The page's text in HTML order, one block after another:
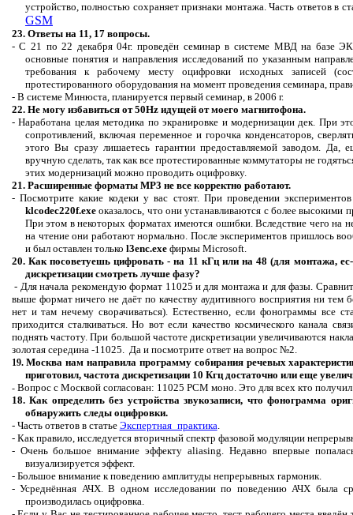
устройство, полностью сохраняет признаки монтажа. Часть ответов в
GSM
23. Ответы на 11, 17 вопросы.
- С 21 по 22 декабря 04г. проведён семинар в системе МВД на базе
основные понятия и направления исследований по указанным
требования к рабочему месту оцифровки исходных записей
протестированного оборудования на момент проведения семинара,
- В системе Минюста, планируется первый семинар, в 2006 г.
22. Не могу избавиться от 50Hz идущей от моего магнитофона.
- Наработана целая методика по экранировке и модернизации дек. При
сопротивлений, включая переменноеи горочка конденсаторов,
этого Вы сразу лишаетесь гарантиипредоставляемой заводом. Да,
вручную сделать, так как все протестированные коммутаторы не
этих модернизаций можно проводить оцифровку.
21. Расширенные форматы МР3 не все корректно работают.
- Посмотритекакие кодеки у вас стоят. При проведении
klcodec220f.exeоказалось, что они устанавливаются с более
При этом в некоторых форматах имеются ошибки. Вследствие чего на
на чтение они работают нормально. После экспериментов пришлось
и был оставлен только l3enc.exe фирмы Microsoft.
20. Как посоветуешь цифровать - на 11 кГц или на 48 (для монтажа,
дискретизации смотреть лучше фазу?
- Для начала рекомендую формат 11025 и для монтажа и для фазы.
выше формат ничего не даёт по качеству аудитивного восприятия ни тем
нет и там нечему сворачиваться). Естественно, если фонограммы все
приходится сталкиваться. Но вот если качество космического канала
поднять частоту. При большой частоте дискретизации увеличиваются
золотая середина -11025. Да и посмотрите ответ на вопрос №2.
19.Москва нам направила программу собирания речевых
приготовил, частота дискретизации 10 Кгц достаточно или еще
-Вопрос с Москвой согласован: 11025 РСМ моно. Это для всех кто
18. Как определить без устройства звукозаписи, что фонограмма
обнаружить следы оцифровки.
- Часть ответов в статье Экспертная_практика.
- Как правило, исследуется вторичный спектр фазовой модуляции
- Очень большое внимание эффектуaliasing. Недавно впервые
визуализируется эффект.
- Большое внимание к поведению амплитуды непрерывных гармоник.
- Усреднённая АЧХ.В одном исследовании по поведению АЧХ была
производилась оцифровка.